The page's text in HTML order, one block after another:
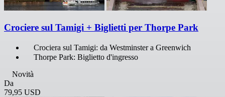
Crociere sul Tamigi + Biglietti per Thorpe Park
Crociera sul Tamigi: da Westminster a Greenwich
Thorpe Park: Biglietto d'ingresso
Novità
Da
79,95 USD